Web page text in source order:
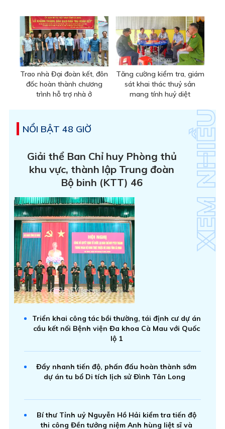
Trao nhà Đại đoàn kết, đôn
đốc hoàn thành chương
trình hỗ trợ nhà ở
Tăng cường kiểm tra, giám
sát khai thác thuỷ sản
mang tính huỷ diệt
NỔI BẬT 48 GIỜ
Giải thể Ban Chỉ huy Phòng thủ
khu vực, thành lập Trung đoàn
Bộ binh (KTT) 46
Triển khai công tác bồi thường, tái định cư dự án
cầu kết nối Bệnh viện Đa khoa Cà Mau với Quốc
lộ 1
Đẩy nhanh tiến độ, phấn đấu hoàn thành sớm
dự án tu bổ Di tích lịch sử Đình Tân Long
Bí thư Tỉnh uỷ Nguyễn Hồ Hải kiểm tra tiến độ
thi công Đền tưởng niệm Anh hùng liệt sĩ và